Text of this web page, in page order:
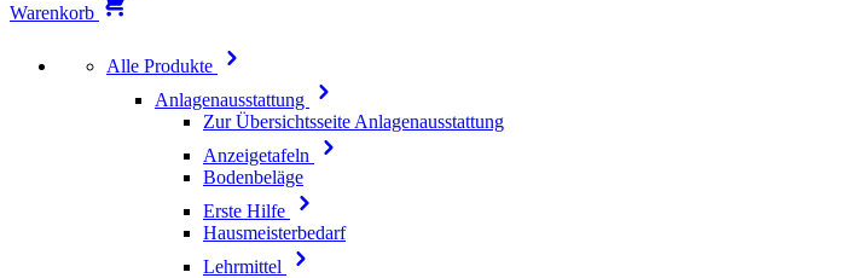
Warenkorb
Alle Produkte
Anlagenausstattung
Zur Übersichtsseite Anlagenausstattung
Anzeigetafeln
Bodenbeläge
Erste Hilfe
Hausmeisterbedarf
Lehrmittel